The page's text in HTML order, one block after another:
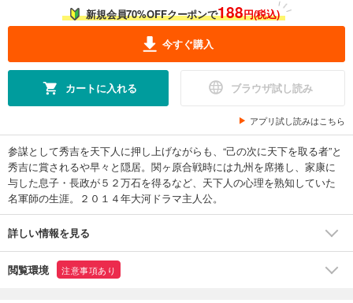
新規会員70%OFFクーポンで188円(税込)
今すぐ購入
カートに入れる ブラウザ試し読み
アプリ試し読みはこちら
参謀として秀吉を天下人に押し上げながらも、“己の次に天下を取る者”と
秀吉に賞されるや早々と隠居。関ヶ原合戦時には九州を席捲し、家康に
与した息子・長政が５２万石を得るなど、天下人の心理を熟知していた
名軍師の生涯。２０１４年大河ドラマ主人公。
詳しい情報を見る
閲覧環境 注意事項あり